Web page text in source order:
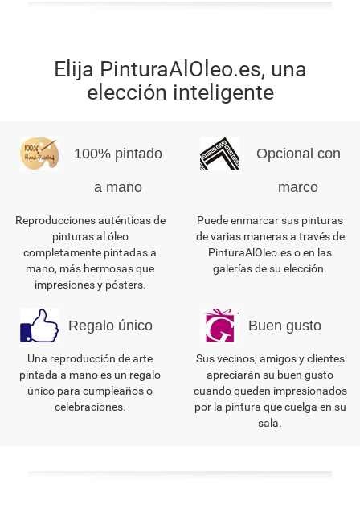
Elija PinturaAlOleo.es, una
elección inteligente
100% pintado
a mano
Reproducciones auténticas de
pinturas al óleo
completamente pintadas a
mano, más hermosas que
impresiones y pósters.
Opcional con
marco
Puede enmarcar sus pinturas
de varias maneras a través de
PinturaAlOleo.es o en las
galerías de su elección.
Regalo único
Una reproducción de arte
pintada a mano es un regalo
único para cumpleaños o
celebraciones.
Buen gusto
Sus vecinos, amigos y clientes
apreciarán su buen gusto
cuando queden impresionados
por la pintura que cuelga en su
sala.